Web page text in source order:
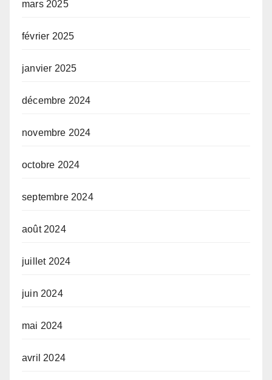
mars 2025
février 2025
janvier 2025
décembre 2024
novembre 2024
octobre 2024
septembre 2024
août 2024
juillet 2024
juin 2024
mai 2024
avril 2024